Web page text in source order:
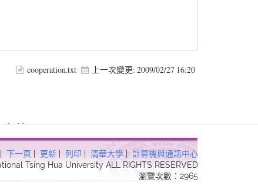
cooperation.txt 上一次變更: 2009/02/27 16:20
| 下一頁 | 更新 | 列印 | 清華大學 |計算機與通訊中心
Tsing Hua University ALL RIGHTS RESERVED
瀏覽次數：2965
in